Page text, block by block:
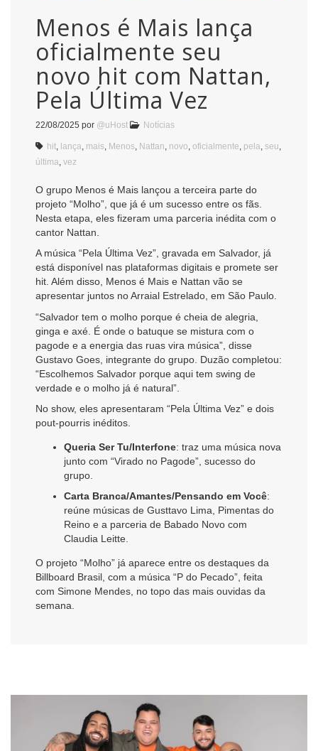
Menos é Mais lança
oficialmente seu
novo hit com Nattan,
Pela Última Vez
22/08/2025 por @uHost Notícias
hit lança mais Menos Nattan novo oficialmente pela seu
última vez
O grupo Menos é Mais lançou a terceira parte do
projeto “Molho”, que já é um sucesso entre os fãs.
Nesta etapa, eles fizeram uma parceria inédita com o
cantor Nattan.
A música “Pela Última Vez”, gravada em Salvador, já
está disponível nas plataformas digitais e promete ser
hit. Além disso, Menos é Mais e Nattan vão se
apresentar juntos no Arraial Estrelado, em São Paulo.
“Salvador tem o molho porque é cheia de alegria,
ginga e axé. É onde o batuque se mistura com o
pagode e a energia das ruas vira música”, disse
Gustavo Goes, integrante do grupo. Duzão completou:
“Escolhemos Salvador porque aqui tem swing de
verdade e o molho já é natural”.
No show, eles apresentaram “Pela Última Vez” e dois
pout-pourris inéditos.
Queria Ser Tu/Interfone: traz uma música nova
junto com “Virado no Pagode”, sucesso do
grupo.
Carta Branca/Amantes/Pensando em Você:
reúne músicas de Gusttavo Lima, Pimentas do
Reino e a parceria de Babado Novo com
Claudia Leitte.
O projeto “Molho” já aparece entre os destaques da
Billboard Brasil, com a música “P do Pecado”, feita
com Simone Mendes, no topo das mais ouvidas da
semana.